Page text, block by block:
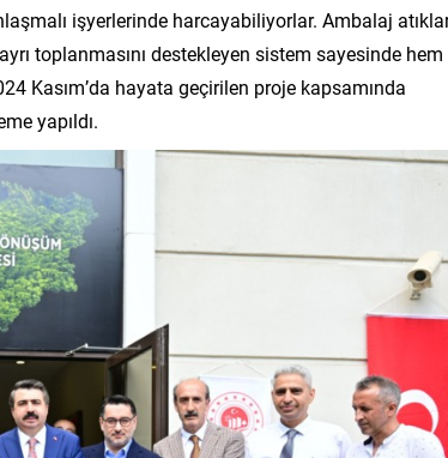
işyerlerinde harcayabiliyorlar. Ambalaj
toplanmasını destekleyen sistem sayesinde hem
Kasım’da hayata geçirilen proje kapsamında
yapıldı.